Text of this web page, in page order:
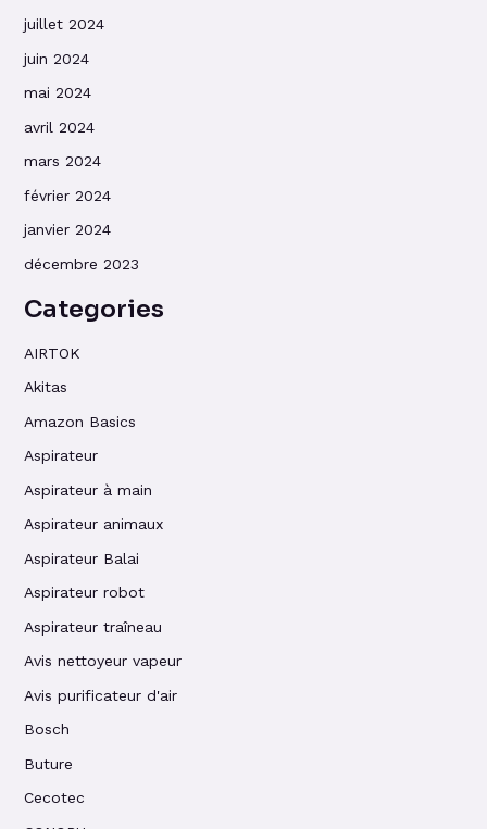
juillet 2024
juin 2024
mai 2024
avril 2024
mars 2024
février 2024
janvier 2024
décembre 2023
Categories
AIRTOK
Akitas
Amazon Basics
Aspirateur
Aspirateur à main
Aspirateur animaux
Aspirateur Balai
Aspirateur robot
Aspirateur traîneau
Avis nettoyeur vapeur
Avis purificateur d'air
Bosch
Buture
Cecotec